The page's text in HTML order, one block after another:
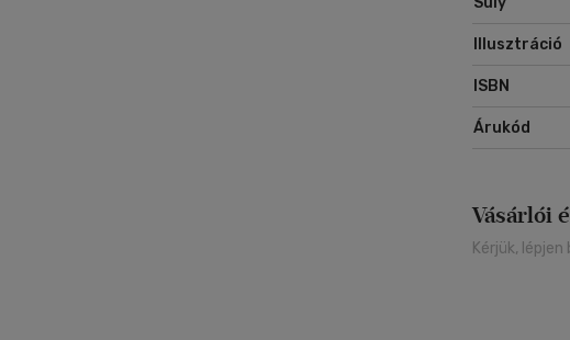
Illusztráció
ISBN
Árukód
Vásárlói
Kérjük,